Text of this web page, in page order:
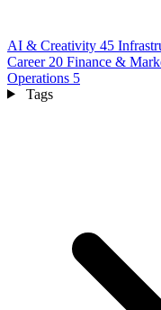
AI & Creativity 45
Career 20 Finance &
Operations 5
Tags